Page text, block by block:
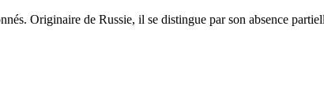
Originaire de Russie, il se distingue par son absence